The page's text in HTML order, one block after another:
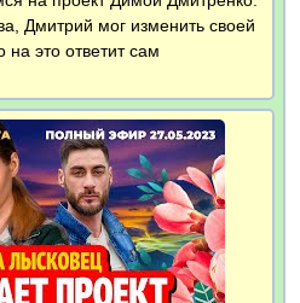
Дмитрий мог изменить своей
это ответит сам